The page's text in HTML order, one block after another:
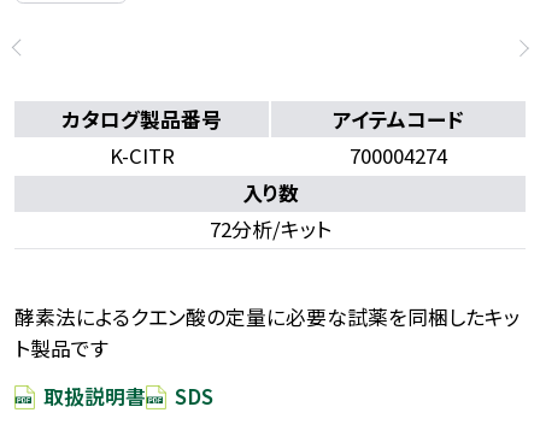
カタログ製品番号
K-CITR
アイテムコード
700004274
入り数
72分析/キット
酵素法によるクエン酸の定量に必要な試薬を同梱したキッ
ト製品です
取扱説明書
SDS